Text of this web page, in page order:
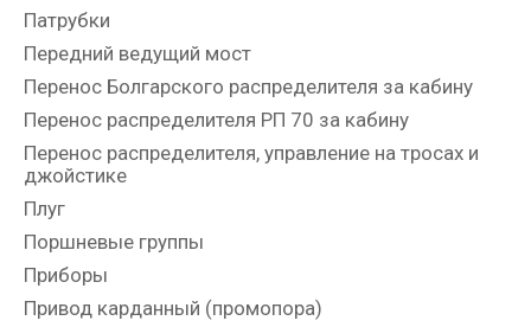
Патрубки
Передний ведущий мост
Перенос Болгарского распределителя за кабину
Перенос распределителя РП 70 за кабину
Перенос распределителя, управление на тросах и
джойстике
Плуг
Поршневые группы
Приборы
Привод карданный (промопора)